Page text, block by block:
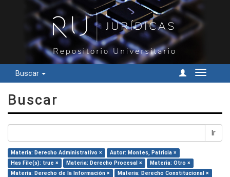
Buscar
Cambiar
Buscar
Ir
Materia: Derecho Administrativo ×
Autor: Montes, Patricia ×
Has File(s): true ×
Materia: Derecho Procesal ×
Materia: Otro ×
Materia: Derecho de la Información ×
Materia: Derecho Constitucional ×